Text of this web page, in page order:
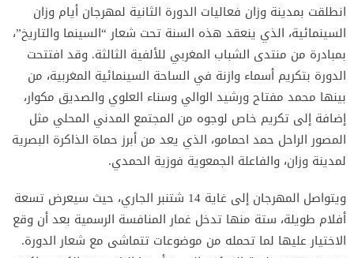
انطلقت بمدينة وزان فعاليات الدورة الثانية لمهرجان أيام وزان
السينمائية، الذي ينعقد هذه السنة تحت شعار “السينما والتاريخ”،
بمبادرة من منتدى الشباب المغربي للألفية الثالثة. وقد افتتحت
الدورة بتكريم أسماء وازنة في الساحة السينمائية المغربية، من
بينها محمد مفتاح ورشيد الوالي وسناء العلوي والصديق مكوار،
إضافة إلى تكريم خاص لوجوه من المجتمع المدني المحلي مثل
المصور الراحل حمد احمامو، الذي يعد من أبرز حماة الذاكرة البصرية
لمدينة وزان، والفاعلة الجمعوية فوزية الحمدي.
ويتواصل المهرجان إلى غاية 14 شتنبر الجاري، حيث سيعرض تسعة
أفلام طويلة، ستة منها تدخل غمار المنافسة الرسمية بعد أن وقع
الاختيار عليها لما تحمله من موضوعات تتماشى مع شعار الدورة.